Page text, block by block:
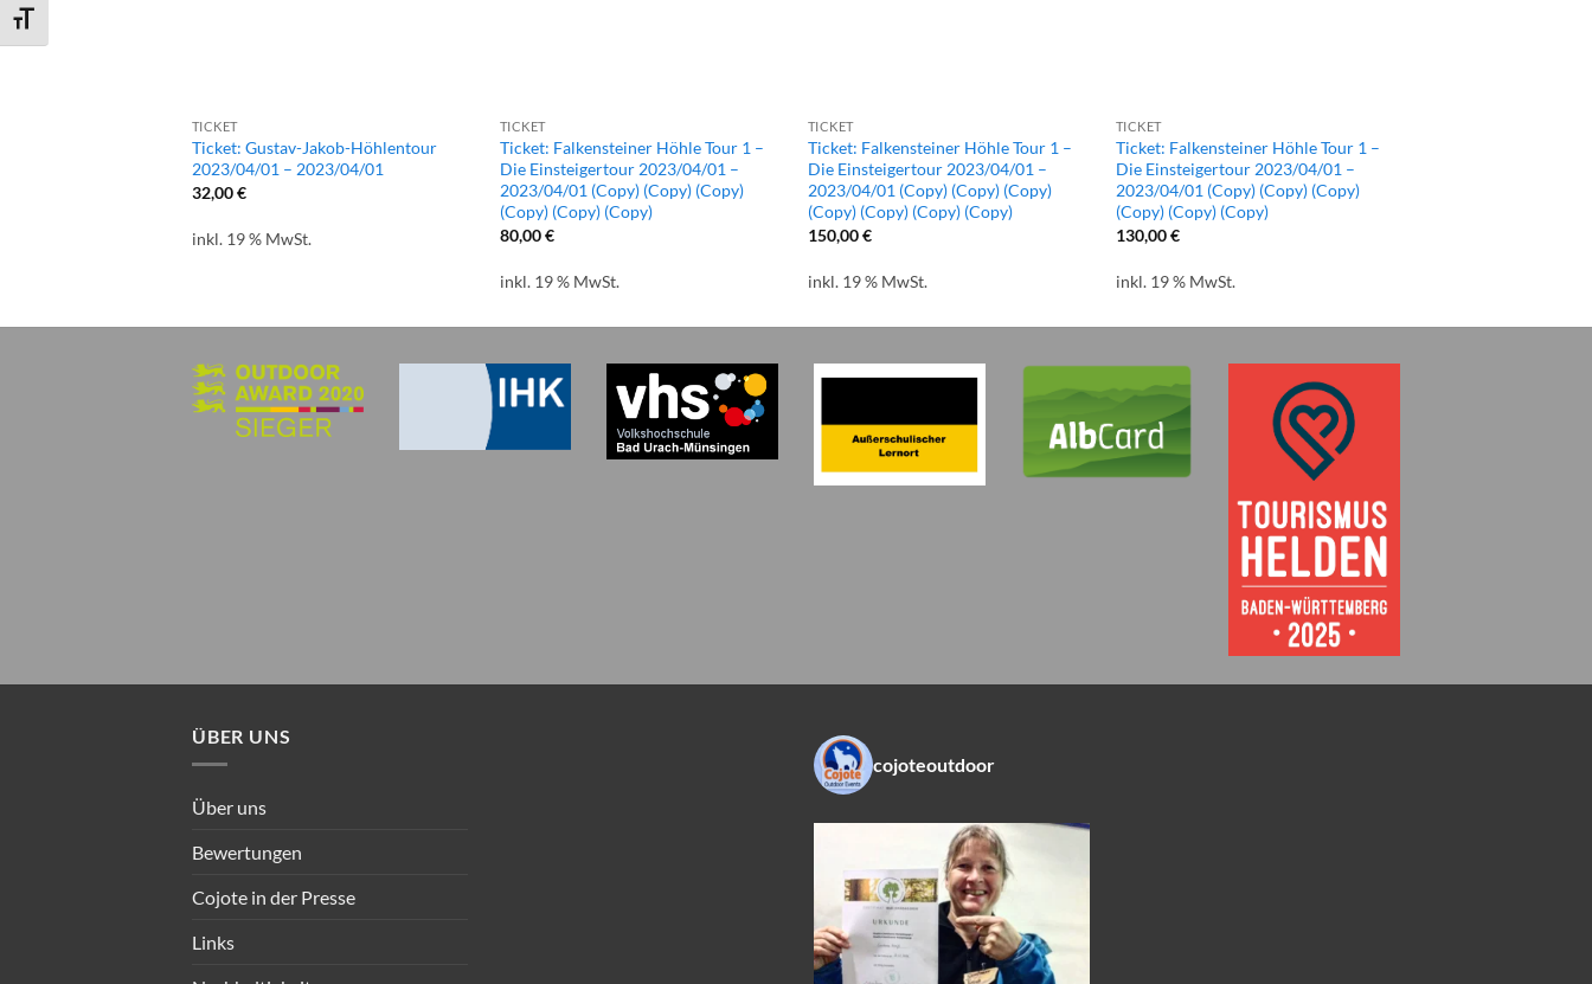
SCHRIFT VERGRÖSSERN
TICKET
Ticket: Gustav-Jakob-Höhlentour
2023/04/01 – 2023/04/01
32,00€
inkl. 19 % MwSt.
TICKET
Ticket: Falkensteiner Höhle Tour 1 –
Die Einsteigertour 2023/04/01 –
2023/04/01 (Copy) (Copy) (Copy)
(Copy) (Copy) (Copy)
80,00€
inkl. 19 % MwSt.
TICKET
Ticket: Falkensteiner Höhle Tour 1 –
Die Einsteigertour 2023/04/01 –
2023/04/01 (Copy) (Copy) (Copy)
(Copy) (Copy) (Copy) (Copy)
150,00€
inkl. 19 % MwSt.
TICKET
Ticket: Falkensteiner Höhle Tour 1 –
Die Einsteigertour 2023/04/01 –
2023/04/01 (Copy) (Copy) (Copy)
(Copy) (Copy) (Copy)
130,00€
inkl. 19 % MwSt.
ÜBER UNS
Über uns
Bewertungen
Cojote in der Presse
Links
cojoteoutdoor